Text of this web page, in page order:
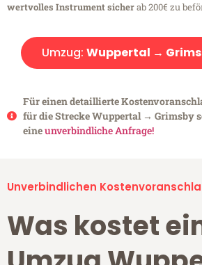
wertvolles Instrument sicherab 200€ zu
Umzug: Wuppertal →
Für einen detaillierte
für die Strecke Wuppertal → Grimsby
eineunverbindliche Anfrage!
Unverbindlichen
Was kostet